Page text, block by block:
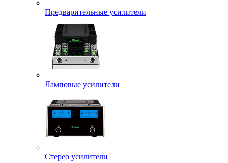
Предварительные усилители
Ламповые усилители
Стерео усилители